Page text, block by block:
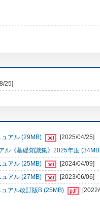
25]
アル (29MB)
[2025/04/25]
ル《基礎知識集》2025年度
アル (25MB)
[2024/04/09]
アル (27MB)
[2023/06/06]
アル改訂版B (25MB)